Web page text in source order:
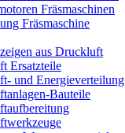
Fräsmaschinen
Fräsmaschine
aus Druckluft
Ersatzteile
und Energieverteilung
Bauteile